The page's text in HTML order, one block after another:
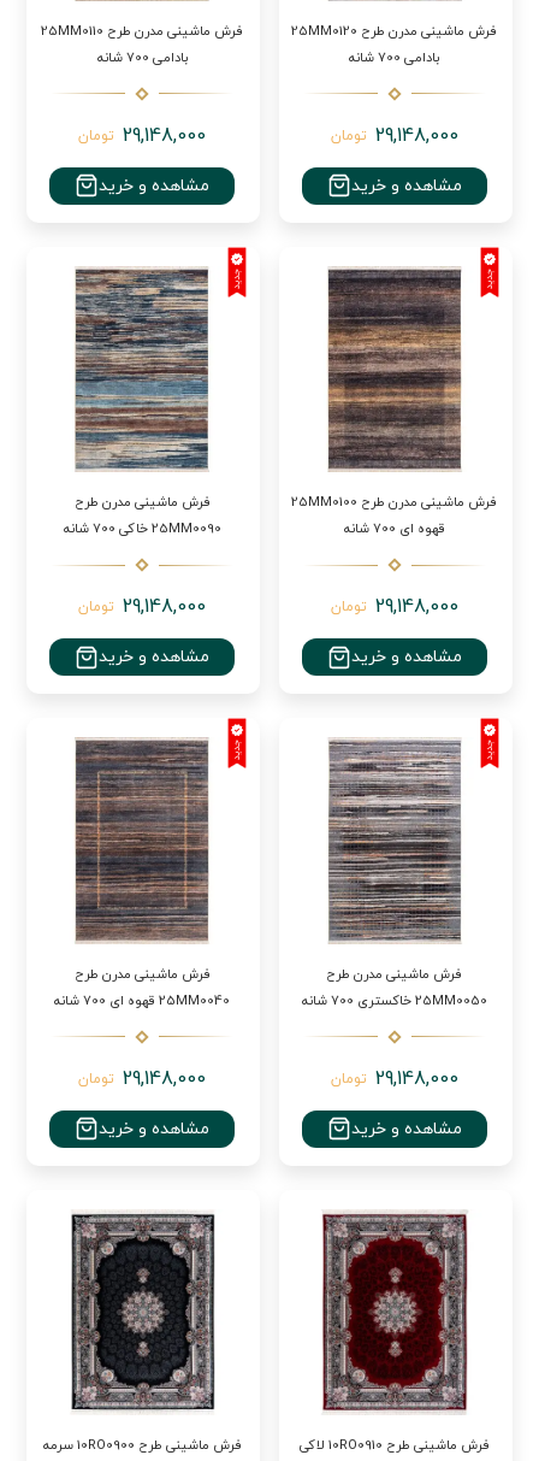
فرش ماشینی مدرن طرح 25MM0120
بادامی 700 شانه
29,148,000 تومان
مشاهده و خرید
فرش ماشینی مدرن طرح 25MM0110
بادامی 700 شانه
29,148,000 تومان
مشاهده و خرید
فرش ماشینی مدرن طرح 25MM0100
قهوه ای 700 شانه
29,148,000 تومان
مشاهده و خرید
فرش ماشینی مدرن طرح
25MM0090 خاکی 700 شانه
29,148,000 تومان
مشاهده و خرید
فرش ماشینی مدرن طرح
25MM0050 خاکستری 700 شانه
29,148,000 تومان
مشاهده و خرید
فرش ماشینی مدرن طرح
25MM0040 قهوه ای 700 شانه
29,148,000 تومان
مشاهده و خرید
فرش ماشینی طرح 10RO0910 لاکی
فرش ماشینی طرح 10RO0900 سرمه